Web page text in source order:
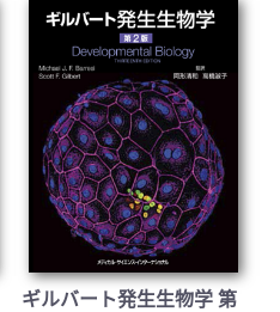
ギルバート発生生物学 第